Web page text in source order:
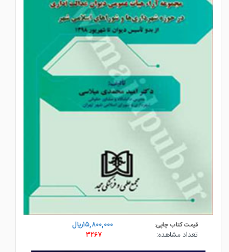
قیمت کتاب چاپی:
۱۵,۸۰۰,۰۰۰ريال
تعداد مشاهده:
۳۲۶۷